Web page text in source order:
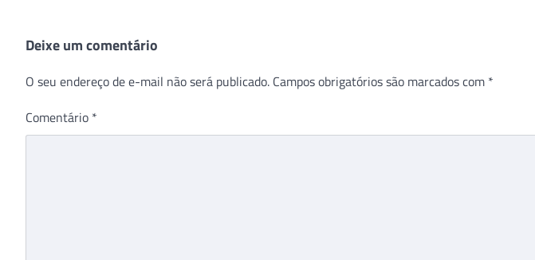
Deixe um comentário
O seu endereço de e-mail não será publicado. Campos obrigatórios são marcados com *
Comentário *